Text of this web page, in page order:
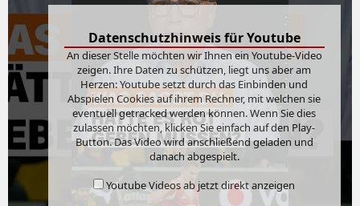
Datenschutzhinweis für Youtube
An dieser Stelle möchten wir Ihnen ein Youtube-Video
zeigen. Ihre Daten zu schützen, liegt uns aber am
Herzen: Youtube setzt durch das Einbinden und
Abspielen Cookies auf ihrem Rechner, mit welchen sie
eventuell getracked werden können. Wenn Sie dies
zulassen möchten, klicken Sie einfach auf den Play-
Button. Das Video wird anschließend geladen und
danach abgespielt.
Youtube Videos ab jetzt direkt anzeigen